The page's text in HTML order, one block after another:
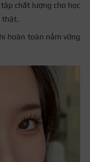
chất lượng cho học
thật.
hoàn toàn nắm vững